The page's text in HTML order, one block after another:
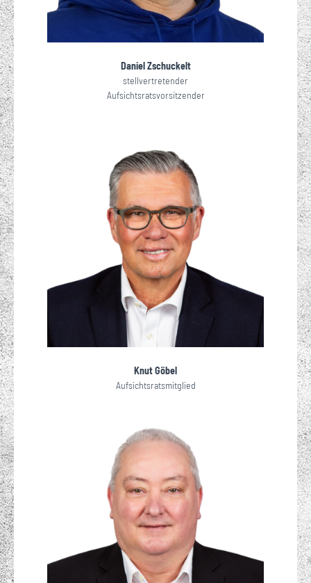
Daniel Zschuckelt
stellvertretender
Aufsichtsratsvorsitzender
Knut Göbel
Aufsichtsratsmitglied